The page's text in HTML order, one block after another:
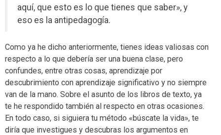
aquí, que esto es lo que tienes que saber», y
eso es la antipedagogía.
Como ya he dicho anteriormente, tienes ideas valiosas con
respecto a lo que debería ser una buena clase, pero
confundes, entre otras cosas, aprendizaje por
descubrimiento con aprendizaje significativo y no siempre
van de la mano. Sobre el asunto de los libros de texto, ya
te he respondido también al respecto en otras ocasiones.
En todo caso, si siguiera tu método «búscate la vida», te
diría que investigues y descubras los argumentos en